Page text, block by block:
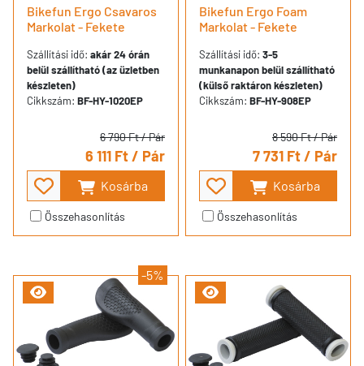
Bikefun Ergo Csavaros
Markolat - Fekete
Szállítási idő: akár 24 órán
belül szállítható (az üzletben
készleten)
Cikkszám: BF-HY-1020EP
6 790 Ft/ Pár
6 111 Ft/ Pár
Kosárba
Összehasonlítás
Bikefun Ergo Foam
Markolat - Fekete
Szállítási idő: 3-5
munkanapon belül szállítható
(külső raktáron készleten)
Cikkszám: BF-HY-908EP
8 590 Ft/ Pár
7 731 Ft/ Pár
Kosárba
Összehasonlítás
-5%